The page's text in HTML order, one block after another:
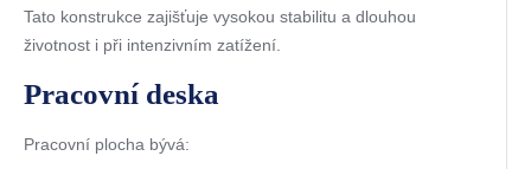
Tato konstrukce zajišťuje vysokou stabilitu a dlouhou
životnost i při intenzivním zatížení.
Pracovní deska
Pracovní plocha bývá: